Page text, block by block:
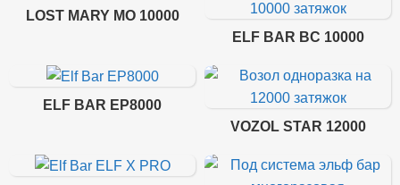
LOST MARY MO 10000
ELF BAR BC 10000
ELF BAR EP8000
VOZOL STAR 12000